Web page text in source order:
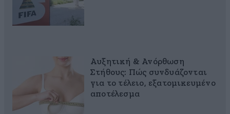
Αυξητική & Ανόρθωση
Στήθους: Πώς συνδυάζονται
για το τέλειο, εξατομικευμένο
αποτέλεσμα